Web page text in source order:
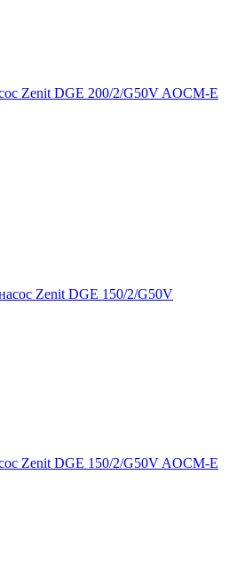
Zenit DGE 200/2/G50V AOCM-E
Zenit DGE 150/2/G50V AOCM-E